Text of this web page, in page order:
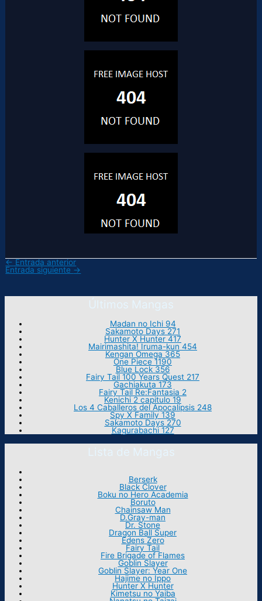
← Entrada anterior
Entrada siguiente →
Últimos Mangas
Madan no Ichi 94
Sakamoto Days 271
Hunter X Hunter 417
Mairimashita! Iruma-kun 454
Kengan Omega 365
One Piece 1190
Blue Lock 356
Fairy Tail 100 Years Quest 217
Gachiakuta 173
Fairy Tail Re:Fantasia 2
Kenichi 2 capitulo 19
Los 4 Caballeros del Apocalipsis 248
Spy X Family 139
Sakamoto Days 270
Kagurabachi 127
Lista de Mangas
Berserk
Black Clover
Boku no Hero Academia
Boruto
Chainsaw Man
D.Gray-man
Dr. Stone
Dragon Ball Super
Edens Zero
Fairy Tail
Fire Brigade of Flames
Goblin Slayer
Goblin Slayer: Year One
Hajime no Ippo
Hunter X Hunter
Kimetsu no Yaiba